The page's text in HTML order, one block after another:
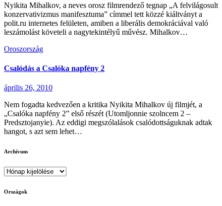
Nyikita Mihalkov, a neves orosz filmrendező tegnap „A felvilágosult
konzervativizmus manifesztuma” címmel tett közzé kiáltványt a
polit.ru internetes felületen, amiben a liberális demokráciával való
leszámolást követeli a nagytekintélyű művész. Mihalkov…
Oroszország
Csalódás a Csalóka napfény 2
április 26, 2010
Nem fogadta kedvezően a kritika Nyikita Mihalkov új filmjét, a
„Csalóka napfény 2” első részét (Utomljonnie szolncem 2 –
Predsztojanyie). Az eddigi megszólalások csalódottságuknak adtak
hangot, s azt sem lehet…
Archívum
Archívum
Országok